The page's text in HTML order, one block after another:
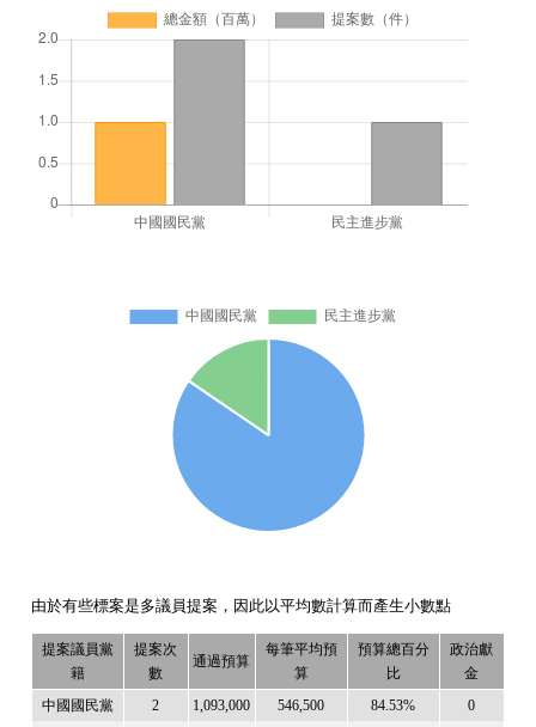
由於有些標案是多議員提案，因此以平均數計算而產生小數點
提案議員黨
籍
提案次
數
通過預算
每筆平均預
算
預算總百分
比
政治獻
金
中國國民黨 2 1,093,000 546,500 84.53% 0